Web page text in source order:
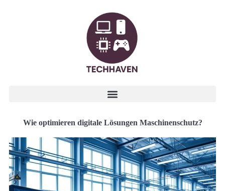
Wie optimieren digitale Lösungen Maschinenschutz?